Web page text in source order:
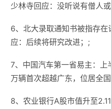
少林寺回应：没听说有僧人
6、北大录取通知书被指存
应：后续将研究改进；;
7、中国汽车第一省易主：
万辆首次超越广东，位居全
8、农业银行A股市值升至